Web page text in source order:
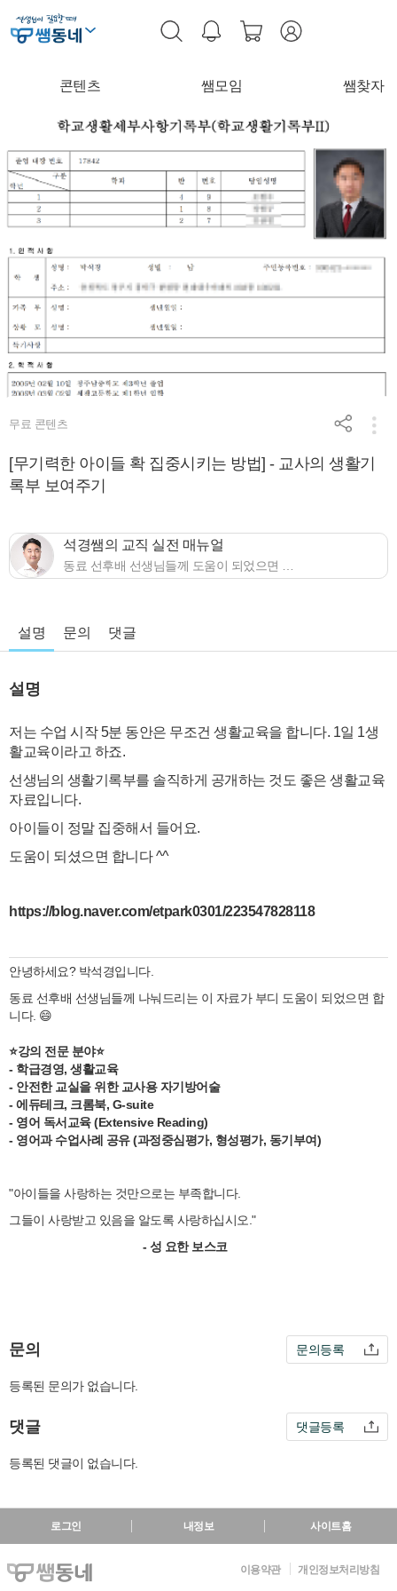
콘텐츠 쌤모임 쌤찾자
무료 콘텐츠
[무기력한 아이들 확 집중시키는 방법] - 교사의 생활기
록부 보여주기
석경쌤의 교직 실전 매뉴얼
설명 문의 댓글
설명
저는 수업 시작 5분 동안은 무조건 생활교육을 합니다. 1일 1생
활교육이라고 하죠.
선생님의 생활기록부를 솔직하게 공개하는 것도 좋은 생활교육
자료입니다.
아이들이 정말 집중해서 들어요.
도움이 되셨으면 합니다 ^^
https://blog.naver.com/etpark0301/223547828118
안녕하세요? 박석경입니다.
동료 선후배 선생님들께 나눠드리는 이 자료가 부디 도움이 되었으면 합
니다. 😄
⭐강의 전문 분야⭐
- 학급경영, 생활교육
- 안전한 교실을 위한 교사용 자기방어술
- 에듀테크, 크롬북, G-suite
- 영어 독서교육 (Extensive Reading)
- 영어과 수업사례 공유 (과정중심평가, 형성평가, 동기부여)
"아이들을 사랑하는 것만으로는 부족합니다.
그들이 사랑받고 있음을 알도록 사랑하십시오."
- 성 요한 보스코
문의 문의등록
등록된 문의가 없습니다.
댓글 댓글등록
등록된 댓글이 없습니다.
로그인 내정보 사이트홈
이용약관 개인정보처리방침